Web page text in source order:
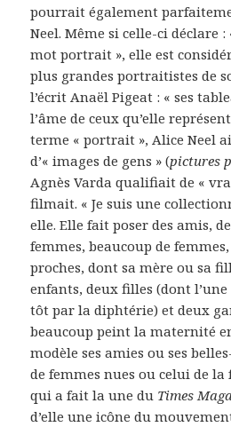
pourrait également
Neel. Même si celle-ci déclare :
mot portrait », elle est
plus grandes portraitistes de
l’écrit Anaël Pigeat : « ses
l’âme de ceux qu’elle
terme « portrait », Alice Neel
d’« images de gens » (pictures
Agnès Varda qualifiait de «
filmait. « Je suis une
elle. Elle fait poser des amis,
femmes, beaucoup de
proches, dont sa mère ou sa
enfants, deux filles (dont
tôt par la diphtérie) et deux
beaucoup peint la maternité
modèle ses amies ou ses
de femmes nues ou celui de
qui a fait la une du Times
d’elle une icône du